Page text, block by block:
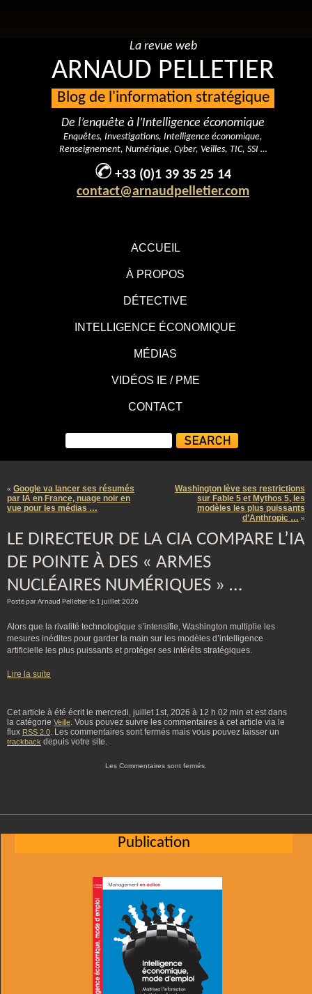
ACCUEIL
À PROPOS
DÉTECTIVE
INTELLIGENCE ÉCONOMIQUE
MÉDIAS
VIDÉOS IE / PME
CONTACT
La revue web
ARNAUD PELLETIER
Blog de l'information stratégique
De l’enquête à l’Intelligence économique
Enquêtes, Investigations, Intelligence économique,
Renseignement, Numérique, Cyber, Veilles, TIC, SSI …
+33 (0)1 39 35 25 14
contact@arnaudpelletier.com
« Google va lancer ses résumés
par IA en France, nuage noir en
vue pour les médias …
Washington lève ses restrictions
sur Fable 5 et Mythos 5, les
modèles les plus puissants
d’Anthropic … »
LE DIRECTEUR DE LA CIA COMPARE L’IA
DE POINTE À DES « ARMES
NUCLÉAIRES NUMÉRIQUES » …
Posté par Arnaud Pelletier le 1 juillet 2026
Alors que la rivalité technologique s’intensifie, Washington multiplie les
mesures inédites pour garder la main sur les modèles d’intelligence
artificielle les plus puissants et protéger ses intérêts stratégiques.
Lire la suite
Cet article à été écrit le mercredi, juillet 1st, 2026 à 12 h 02 min et est dans
la catégorie Veille. Vous pouvez suivre les commentaires à cet article via le
flux RSS 2.0. Les commentaires sont fermés mais vous pouvez laisser un
trackback depuis votre site.
Les Commentaires sont fermés.
Publication